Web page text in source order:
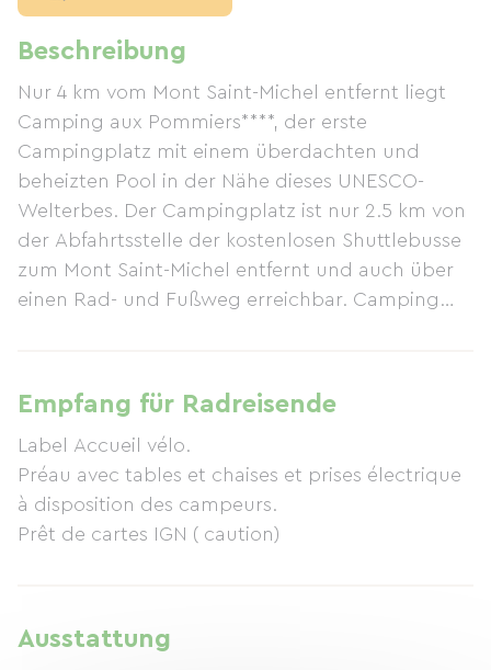
Beschreibung
Nur 4 km vom Mont Saint-Michel entfernt liegt
Camping aux Pommiers****, der erste
Campingplatz mit einem überdachten und
beheizten Pool in der Nähe dieses UNESCO-
Welterbes. Der Campingplatz ist nur 2.5 km von
der Abfahrtsstelle der kostenlosen Shuttlebusse
zum Mont Saint-Michel entfernt und auch über
einen Rad- und Fußweg erreichbar. Camping
einen Zigeunerwagen. Als vollwertiger
Campingplatz verfügen wir über 77 Stellplätze
für Wohnmobile, Wohnwagen und Zelte. Der
Campingplatz bietet alle Annehmlichkeiten für
einen unvergesslichen Aufenthalt: beheizte
Sanitäranlagen, private Badezimmer,
Boulebahn, eine Hüpfburg, ein Trampolin und in
der Hauptsaison tagsüber und abends
Empfang für Radreisende
Label Accueil vélo.
Préau avec tables et chaises et prises électrique
à disposition des campeurs.
Prêt de cartes IGN ( caution)
Ausstattung